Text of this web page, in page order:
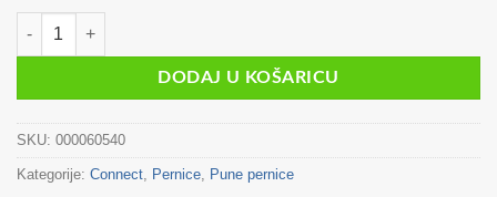
PERNICA PUNA 1ZIP 2PREKLOPA GAMER BLUE 1A 26.CONNECT
DODAJ U KOŠARICU
SKU: 000060540
Kategorije: Connect Pernice Pune pernice